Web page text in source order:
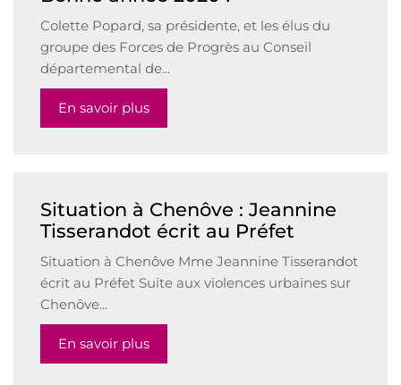
Colette Popard, sa présidente, et les élus du
groupe des Forces de Progrès au Conseil
départemental de...
En savoir plus
Situation à Chenôve : Jeannine
Tisserandot écrit au Préfet
Situation à Chenôve Mme Jeannine Tisserandot
écrit au Préfet Suite aux violences urbaines sur
Chenôve...
En savoir plus